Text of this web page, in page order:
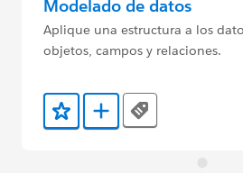
Modelado de datos
Aplique una estructura a los
objetos, campos y relaciones.
Agregar a favoritos
Agregar a Trailmix
Tags